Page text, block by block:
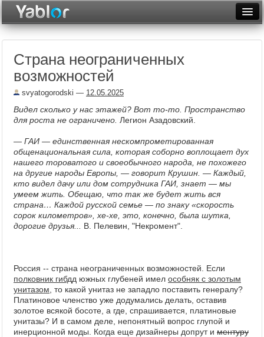
Неделя
Рейтинги
Фототоп
Видеотоп
Страна неограниченных
возможностей
svyatogorodski — 12.05.2025
Видел сколько у нас этажей? Вот то-то. Пространство
для роста не ограничено. Легион Азадовский.
— ГАИ — единственная нескомпрометированная
общенациональная сила, которая соборно воплощает дух
нашего тороватого и своеобычного народа, не похожего
на другие народы Европы, — говорит Крушин. — Каждый,
кто видел дачу или дом сотрудника ГАИ, знает — мы
умеем жить. Обещаю, что так же будет жить вся
страна… Каждой русской семье — по знаку «скорость
сорок километров», хе-хе, это, конечно, была шутка,
дорогие друзья...
В. Пелевин, "Некромент".
Россия -- страна неограниченных возможностей. Если
полковник гибдд южных глубеней имел особняк с золотым
унитазом , то какой унитаз не западло поставить генералу?
Платиновое членство уже додумались делать, оставив
золотое всякой босоте, а где, спрашивается, платиновые
унитазы? И в самом деле, непонятный вопрос глупой и
инерционной моды. Когда еще дизайнеры допрут и ментуру